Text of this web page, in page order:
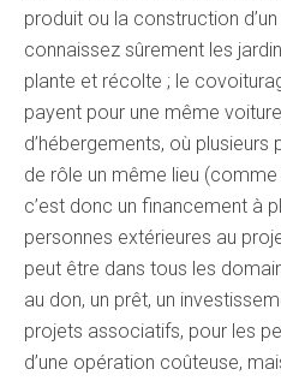
produit ou la construction
connaissez sûrement les
plante et récolte ; le
payent pour une même
d’hébergements, où
de rôle un même lieu
c’est donc un financement à
personnes extérieures au
peut être dans tous les
au don, un prêt, un
projets associatifs, pour les
d’une opération coûteuse,